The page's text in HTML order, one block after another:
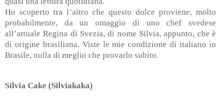
Ho scoperto tra l’altro che questo dolce proviene, molto
probabilmente, da un omaggio di uno chef svedese
all’attuale Regina di Svezia, di nome Silvia, appunto, che è
di origine brasiliana. Viste le mie condizione di italiano in
Brasile, nulla di meglio che provarlo subito.
Silvia Cake (Silviakaka)